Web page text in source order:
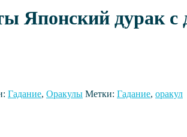
Японский дурак с
Гадание, Оракулы Метки: Гадание, оракул